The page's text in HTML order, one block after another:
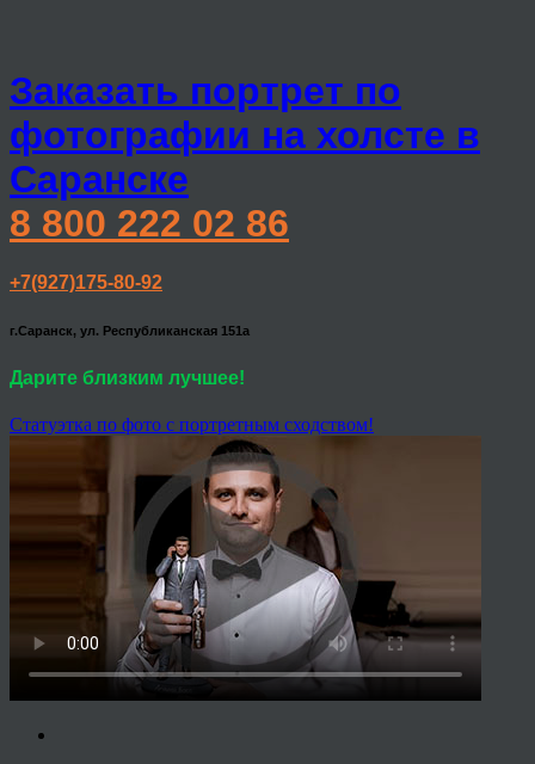
Заказать портрет по
фотографии на холсте в
Саранске
8 800 222 02 86
+7(927)175-80-92
г.Саранск, ул. Республиканская 151а
Дарите близким лучшее!
Статуэтка по фото с портретным сходством!